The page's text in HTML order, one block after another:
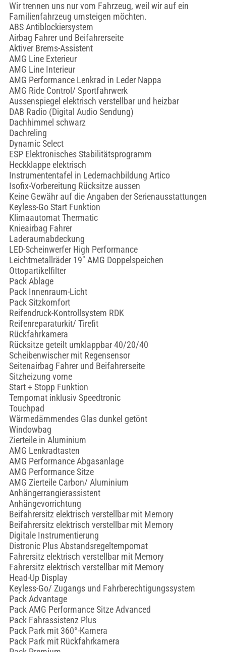
Wir trennen uns nur vom Fahrzeug, weil wir auf ein
Familienfahrzeug umsteigen möchten.
ABS Antiblockiersystem
Airbag Fahrer und Beifahrerseite
Aktiver Brems-Assistent
AMG Line Exterieur
AMG Line Interieur
AMG Performance Lenkrad in Leder Nappa
AMG Ride Control/ Sportfahrwerk
Aussenspiegel elektrisch verstellbar und heizbar
DAB Radio (Digital Audio Sendung)
Dachhimmel schwarz
Dachreling
Dynamic Select
ESP Elektronisches Stabilitätsprogramm
Heckklappe elektrisch
Instrumententafel in Ledernachbildung Artico
Isofix-Vorbereitung Rücksitze aussen
Keine Gewähr auf die Angaben der Serienausstattungen
Keyless-Go Start Funktion
Klimaautomat Thermatic
Knieairbag Fahrer
Laderaumabdeckung
LED-Scheinwerfer High Performance
Leichtmetallräder 19" AMG Doppelspeichen
Ottopartikelfilter
Pack Ablage
Pack Innenraum-Licht
Pack Sitzkomfort
Reifendruck-Kontrollsystem RDK
Reifenreparaturkit/ Tirefit
Rückfahrkamera
Rücksitze geteilt umklappbar 40/20/40
Scheibenwischer mit Regensensor
Seitenairbag Fahrer und Beifahrerseite
Sitzheizung vorne
Start + Stopp Funktion
Tempomat inklusiv Speedtronic
Touchpad
Wärmedämmendes Glas dunkel getönt
Windowbag
Zierteile in Aluminium
AMG Lenkradtasten
AMG Performance Abgasanlage
AMG Performance Sitze
AMG Zierteile Carbon/ Aluminium
Anhängerrangierassistent
Anhängevorrichtung
Beifahrersitz elektrisch verstellbar mit Memory
Beifahrersitz elektrisch verstellbar mit Memory
Digitale Instrumentierung
Distronic Plus Abstandsregeltempomat
Fahrersitz elektrisch verstellbar mit Memory
Fahrersitz elektrisch verstellbar mit Memory
Head-Up Display
Keyless-Go/ Zugangs und Fahrberechtigungssystem
Pack Advantage
Pack AMG Performance Sitze Advanced
Pack Fahrassistenz Plus
Pack Park mit 360°-Kamera
Pack Park mit Rückfahrkamera